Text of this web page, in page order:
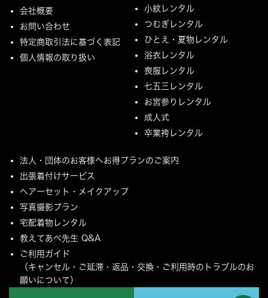
会社概要
お問い合わせ
特定商取引法に基づく表記
個人情報の取り扱い
小紋レンタル
つむぎレンタル
ひとえ・夏物レンタル
浴衣レンタル
喪服レンタル
七五三レンタル
お宮参りレンタル
成人式
卒業袴レンタル
法人・団体のお客様へお得プランのご案内
出張着付けサービス
ヘアーセット・メイクアップ
写真撮影プラン
宅配着物レンタル
教えてあべ先生 Q&A
ご利用ガイド
（キャンセル・ご延滞・返品・交換・ご利用時のトラブルのお
願いについて）